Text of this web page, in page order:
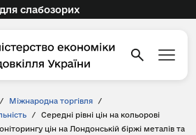
слабозорих
/ Міжнародна торгівля
/
/
Середні рівні цін на кольорові
цін на Лондонській біржі металів та